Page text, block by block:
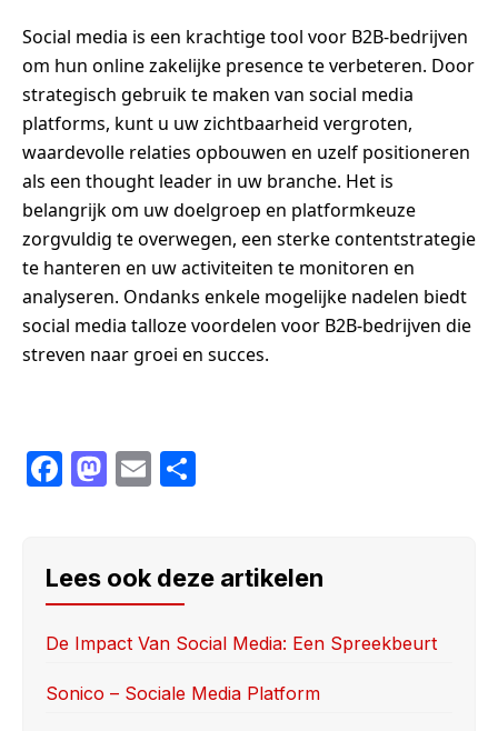
Social media is een krachtige tool voor B2B-bedrijven
om hun online zakelijke presence te verbeteren. Door
strategisch gebruik te maken van social media
platforms, kunt u uw zichtbaarheid vergroten,
waardevolle relaties opbouwen en uzelf positioneren
als een thought leader in uw branche. Het is
belangrijk om uw doelgroep en platformkeuze
zorgvuldig te overwegen, een sterke contentstrategie
te hanteren en uw activiteiten te monitoren en
analyseren. Ondanks enkele mogelijke nadelen biedt
social media talloze voordelen voor B2B-bedrijven die
streven naar groei en succes.
F
e
b
o
o
M
o
d
o
n
E
e
Lees ook deze artikelen
De Impact Van Social Media: Een Spreekbeurt
Sonico – Sociale Media Platform